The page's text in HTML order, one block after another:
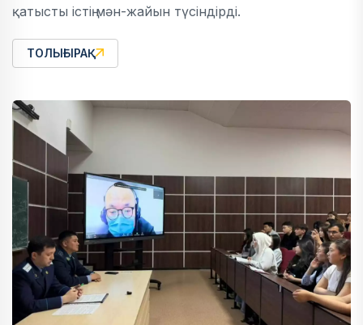
қатысты істің мән-жайын түсіндірді.
ТОЛЫҒЫРАҚ